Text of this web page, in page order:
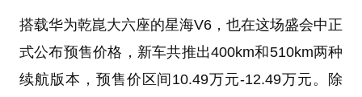
搭载华为乾崑大六座的星海V6，也在这场盛会中正
式公布预售价格，新车共推出400km和510km两种
续航版本，预售价区间10.49万元-12.49万元。除